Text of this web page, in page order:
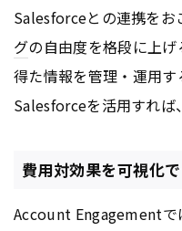
Salesforceとの連携をお
グの自由度を格段に上
得た情報を管理・運用
Salesforceを活用すれば
費用対効果を可視化
Account Engagementで